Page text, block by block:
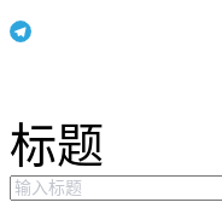
标题